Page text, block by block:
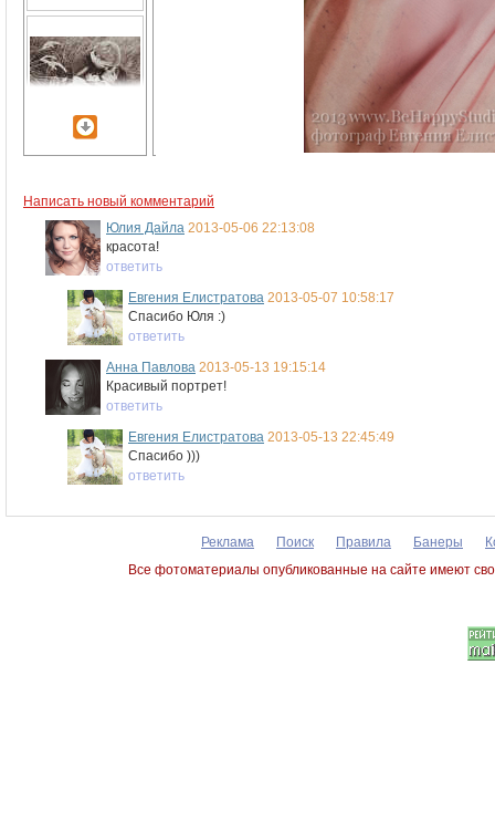
Написать новый комментарий
Юлия Дайла 2013-05-06 22:13:08
красота!
ответить
Евгения Елистратова 2013-05-07 10:58:17
Спасибо Юля :)
ответить
Анна Павлова 2013-05-13 19:15:14
Красивый портрет!
ответить
Евгения Елистратова 2013-05-13 22:45:49
Спасибо )))
ответить
Реклама Поиск Правила Банеры
Все фотоматериалы опубликованные на сайте имеют